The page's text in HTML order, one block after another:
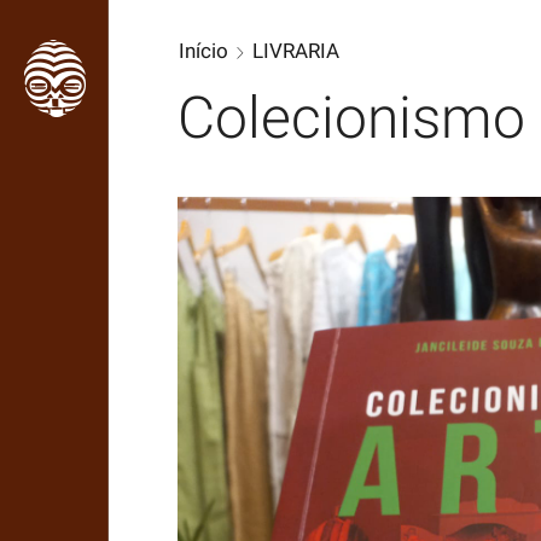
Início LIVRARIA
Colecionismo